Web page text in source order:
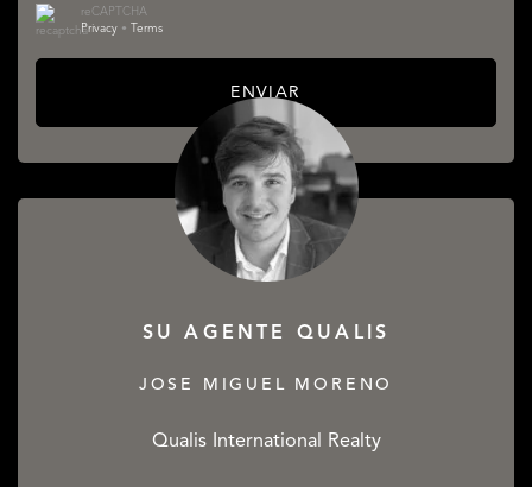
reCAPTCHA
Privacy • Terms
ENVIAR
SU AGENTE QUALIS
JOSE MIGUEL MORENO
Qualis International Realty